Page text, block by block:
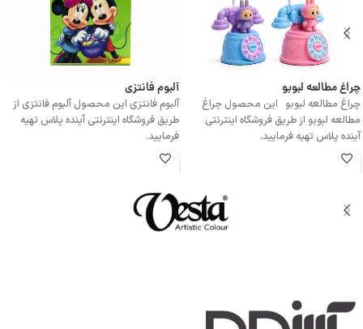
چراغ مطالعه لبوبو
چراغ مطالعه لبوبو این محصول چراغ
مطالعه لبوبو از طریق فروشگاه اینترنتی
آینده پلاس تهیه فرمایید.
آلبوم فانتزی
آلبوم فانتزی این محصول آلبوم فانتزی از
طریق فروشگاه اینترنتی آینده پلاس تهیه
فرمایید.